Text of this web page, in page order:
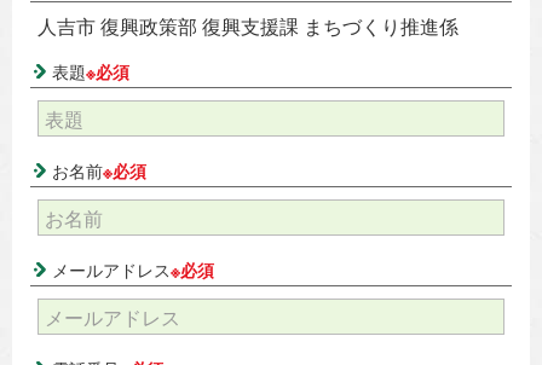
人吉市 復興政策部 復興支援課 まちづくり推進係
表題※必須
お名前※必須
メールアドレス※必須